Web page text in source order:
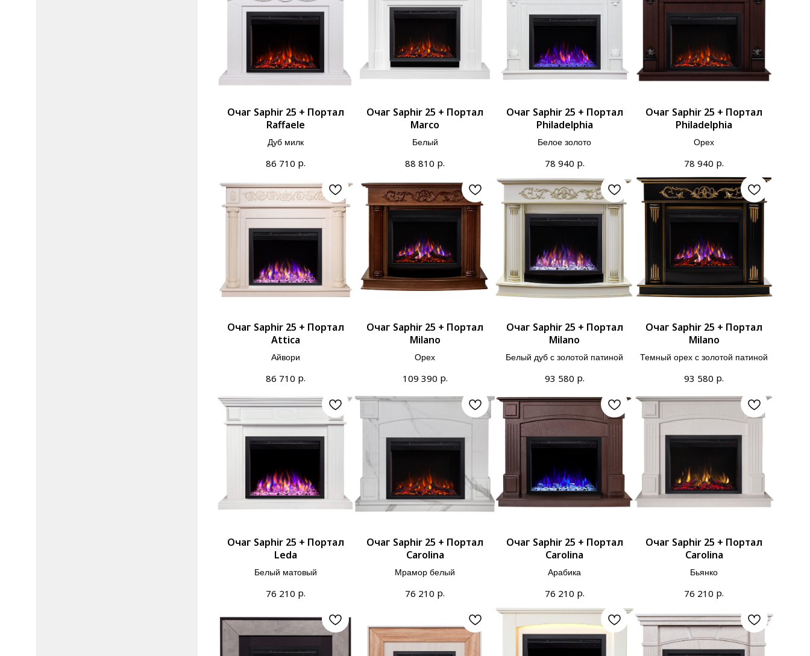
Очаг Saphir 25 + Портал
Raffaele
Дуб милк
86 710 р.
Очаг Saphir 25 + Портал
Marco
Белый
88 810 р.
Очаг Saphir 25 + Портал
Philadelphia
Белое золото
78 940 р.
Очаг Saphir 25 + Портал
Philadelphia
Орех
78 940 р.
Очаг Saphir 25 + Портал
Attica
Айвори
86 710 р.
Очаг Saphir 25 + Портал
Milano
Орех
109 390 р.
Очаг Saphir 25 + Портал
Milano
Белый дуб с золотой патиной
93 580 р.
Очаг Saphir 25 + Портал
Milano
Темный орех с золотой патиной
93 580 р.
Очаг Saphir 25 + Портал
Leda
Белый матовый
76 210 р.
Очаг Saphir 25 + Портал
Carolina
Мрамор белый
76 210 р.
Очаг Saphir 25 + Портал
Carolina
Арабика
76 210 р.
Очаг Saphir 25 + Портал
Carolina
Бьянко
76 210 р.